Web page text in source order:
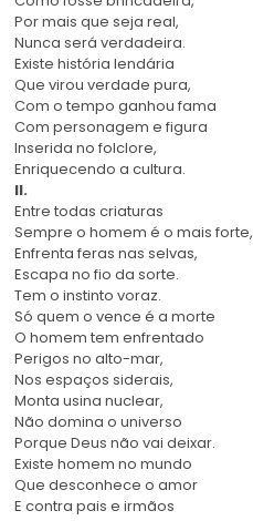
Por mais que seja real,
Nunca será verdadeira.
Existe história lendária
Que virou verdade pura,
Com o tempo ganhou fama
Com personagem e figura
Inserida no folclore,
Enriquecendo a cultura.
II.
Entre todas criaturas
Sempre o homem é o mais forte,
Enfrenta feras nas selvas,
Escapa no fio da sorte.
Tem o instinto voraz.
Só quem o vence é a morte
O homem tem enfrentado
Perigos no alto-mar,
Nos espaços siderais,
Monta usina nuclear,
Não domina o universo
Porque Deus não vai deixar.
Existe homem no mundo
Que desconhece o amor
E contra pais e irmãos